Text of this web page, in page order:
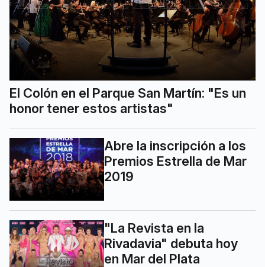
El Colón en el Parque San Martín: "Es un
honor tener estos artistas"
Abre la inscripción a los
Premios Estrella de Mar
2019
"La Revista en la
Rivadavia" debuta hoy
en Mar del Plata